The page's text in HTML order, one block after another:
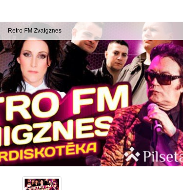
Retro FM Zvaigznes